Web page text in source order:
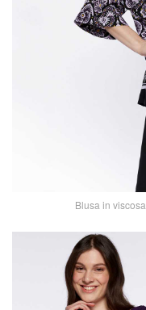
Blusa in